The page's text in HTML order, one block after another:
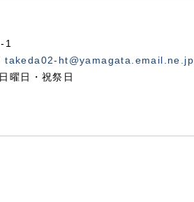
1
/takeda02-ht@yamagata.email.ne.jp
曜日・祝祭日